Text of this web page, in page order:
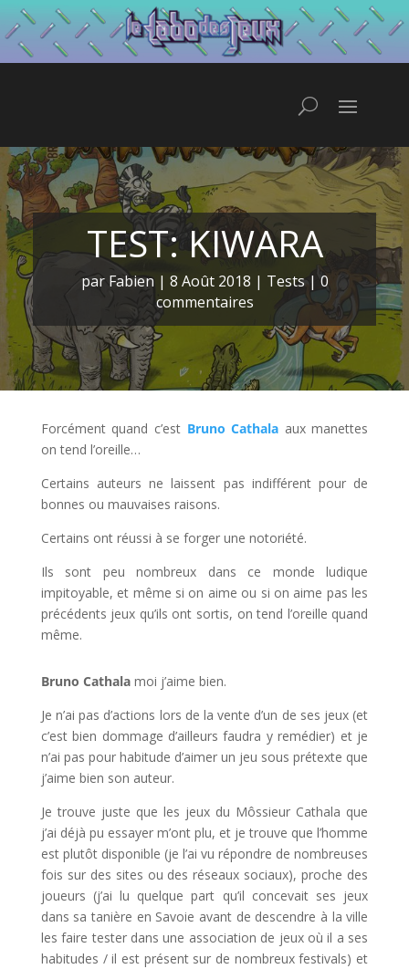
TEST: KIWARA
par Fabien | 8 Août 2018 | Tests|0
commentaires
Forcément quand c’est Bruno Cathala aux manettes
on tend l’oreille…
Certains auteurs ne laissent pas indifférent pour de
bonnes ou mauvaises raisons.
Certains ont réussi à se forger une notoriété.
Ils sont peu nombreux dans ce monde ludique
impitoyable, et même si on aime ou si on aime pas les
précédents jeux qu’ils ont sortis, on tend l’oreille quand
même.
Bruno Cathalamoi j’aime bien.
Je n’ai pas d’actions lors de la vente d’un de ses jeux (et
c’est bien dommage d’ailleurs faudra y remédier) et je
n’ai pas pour habitude d’aimer un jeu sous prétexte que
j’aime bien son auteur.
Je trouve juste que les jeux du Môssieur Cathala que
j’ai déjà pu essayer m’ont plu, et je trouve que l’homme
est plutôt disponible (je l’ai vu répondre de nombreuses
fois sur des sites ou des réseaux sociaux), proche des
joueurs (j’ai lu quelque part qu’il concevait ses jeux
dans sa tanière en Savoie avant de descendre à la ville
les faire tester dans une association de jeux où il a ses
habitudes / il est présent sur de nombreux festivals) et